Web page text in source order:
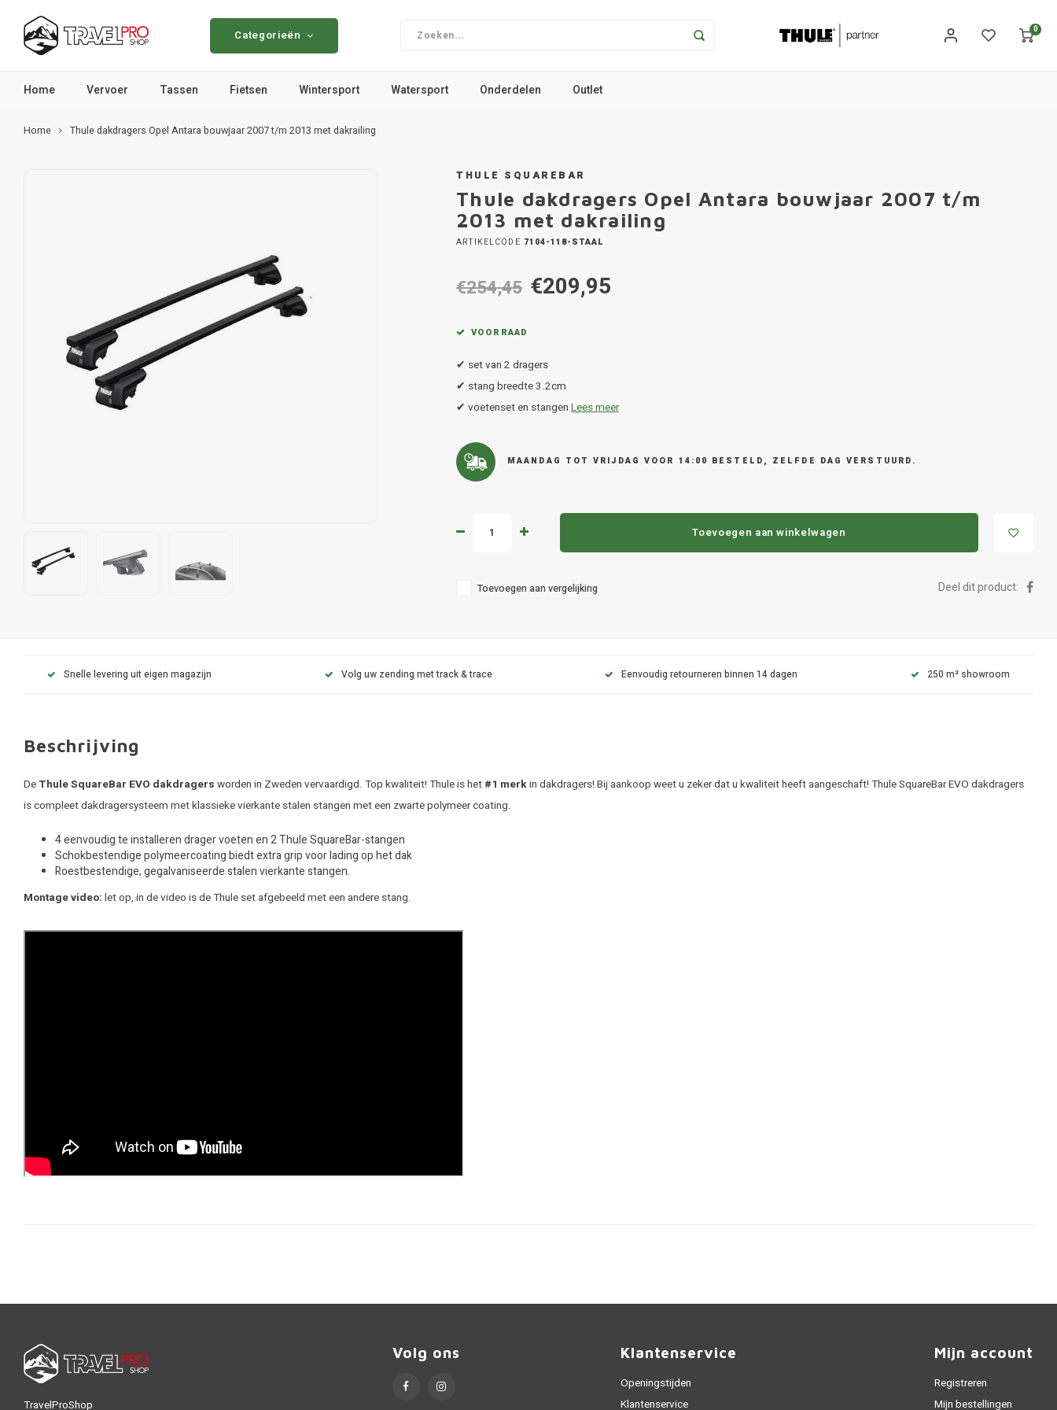
Categorieën 0
Home Vervoer Tassen Fietsen Wintersport Watersport Onderdelen Outlet
Home Thule dakdragers Opel Antara bouwjaar 2007 t/m 2013 met dakrailing
THULE SQUAREBAR
Thule dakdragers Opel Antara bouwjaar 2007 t/m
2013 met dakrailing
ARTIKELCODE 7104-118-STAAL
€254,45 €209,95
VOORRAAD
✔ set van 2 dragers
✔ stang breedte 3.2cm
✔ voetenset en stangen Lees meer
MAANDAG TOT VRIJDAG VOOR 14:00 BESTELD, ZELFDE DAG VERSTUURD.
Toevoegen aan winkelwagen
Toevoegen aan vergelijking Deel dit product:
Snelle levering uit eigen magazijn Volg uw zending met track & trace Eenvoudig retourneren binnen 14 dagen 250 m² showroom
Beschrijving
De Thule SquareBar EVO dakdragers worden in Zweden vervaardigd. Top kwaliteit! Thule is het #1 merkin dakdragers! Bij aankoop weet u zeker dat u kwaliteit heeft aangeschaft! Thule SquareBar EVO dakdragers
is compleet dakdragersysteem met klassieke vierkante stalen stangen met een zwarte polymeer coating.
4 eenvoudig te installeren drager voeten en 2 Thule SquareBar-stangen
Schokbestendige polymeercoating biedt extra grip voor lading op het dak
Roestbestendige, gegalvaniseerde stalen vierkante stangen.
Montage video: let op, in de video is de Thule set afgebeeld met een andere stang.
TravelProShop
Volg ons Klantenservice
Openingstijden
Klantenservice
Mijn account
Registreren
Mijn bestellingen